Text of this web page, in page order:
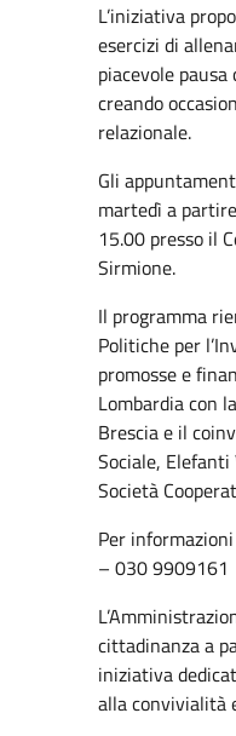
L’iniziativa
esercizi di
piacevole
creando
relazionale.
Gli
martedì a
15.00 presso il
Sirmione.
Il programma
Politiche per
promosse e
Lombardia con
Brescia e il
Sociale,
Società
Per
– 030 9909161
cittadinanza a
iniziativa
alla convivialità